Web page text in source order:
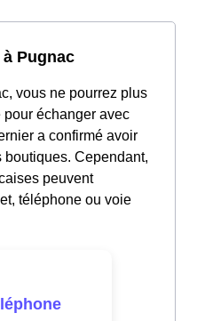
Pugnac
vous ne pourrez plus
échanger avec
a confirmé avoir
boutiques. Cependant,
peuvent
téléphone ou voie